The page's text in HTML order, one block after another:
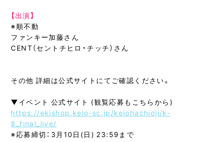
【出演】
※順不動
ファンキー加藤さん
CENT（セントチヒロ・チッチ）さん
その他 詳細は公式サイトにてご確認ください。
▼イベント 公式サイト (観覧応募もこちらから)
https://ekishop.keio-sc.jp/keiohachioji/k-
8_final_live/
※応募締切：3月10日(日) 23:59まで